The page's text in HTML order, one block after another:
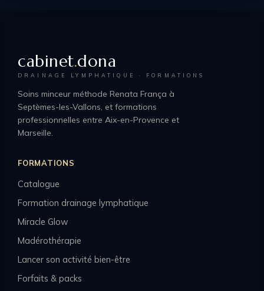
cabinet.dona
DRAINAGE LYMPHATIQUE · FORMATIONS
Soins minceur méthode Renata França à
Septèmes-les-Vallons, et formations
professionnelles entre Aix-en-Provence et
Marseille.
FORMATIONS
Catalogue
Formation drainage lymphatique
Miracle Glow
Madérothérapie
Lancer son activité bien-être
Forfaits & packs